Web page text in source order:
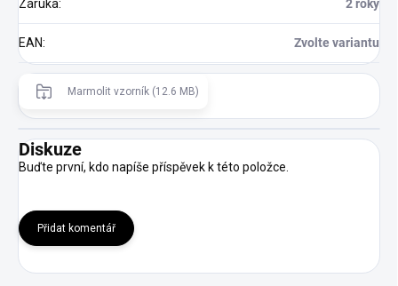
Záruka: 2 roky
EAN: Zvolte variantu
Marmolit vzorník (12.6 MB)
Diskuze
Buďte první, kdo napíše příspěvek k této položce.
Přidat komentář